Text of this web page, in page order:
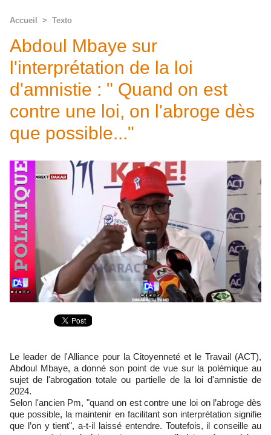
Accueil > Texto
Abdoul Mbaye sur
l'interprétation de la loi
d'amnistie : " Quand on est
contre une loi, on l'abroge dès
que possible..."
Le leader de l'Alliance pour la Citoyenneté et le Travail (ACT),
Abdoul Mbaye, a donné son point de vue sur la polémique au
sujet de l'abrogation totale ou partielle de la loi d'amnistie de
2024.
Selon l'ancien Pm, "quand on est contre une loi on l’abroge dès
que possible, la maintenir en facilitant son interprétation signifie
que l’on y tient", a-t-il laissé entendre. Toutefois, il conseille au